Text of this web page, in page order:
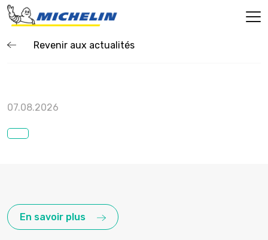
Revenir aux actualités
07.08.2026
En savoir plus